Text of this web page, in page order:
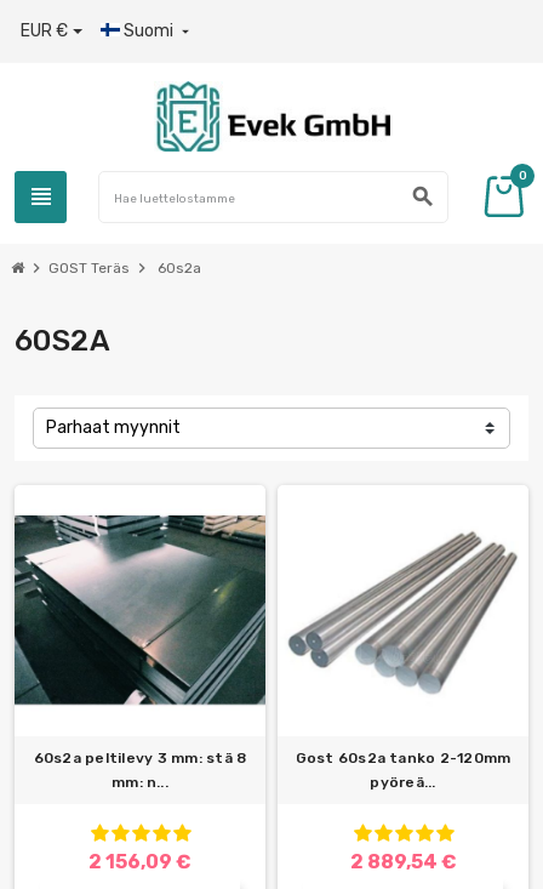
EUR € Suomi 
view_headline search
0
chevron_right GOST Teräs chevron_right 60s2a
60S2A
Parhaat myynnit
60s2a peltilevy 3 mm: stä 8
mm: n...
2 156,09 €
Gost 60s2a tanko 2-120mm
pyöreä...
2 889,54 €